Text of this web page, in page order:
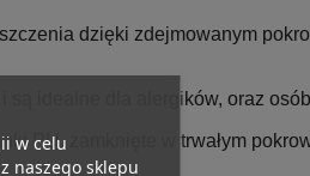
dzięki zdejmowanym
idealne dla alergików, oraz
PU, zamknięte w trwałym
w celu
naszego sklepu